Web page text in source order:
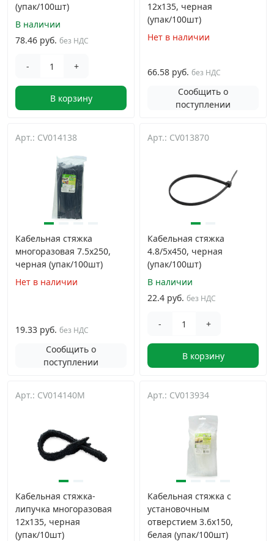
(упак/100шт)
В наличии
78.46 руб. без НДС
- +
В корзину
12х135, черная
(упак/100шт)
Нет в наличии
66.58 руб. без НДС
Сообщить о
поступлении
Арт.: CV014138
Кабельная стяжка
многоразовая 7.5х250,
черная (упак/100шт)
Нет в наличии
19.33 руб. без НДС
Сообщить о
поступлении
Арт.: CV013870
Кабельная стяжка
4.8/5х450, черная
(упак/100шт)
В наличии
22.4 руб. без НДС
- +
В корзину
Арт.: CV014140M
Кабельная стяжка-
липучка многоразовая
12х135, черная
(упак/10шт)
Арт.: CV013934
Кабельная стяжка с
установочным
отверстием 3.6х150,
белая (упак/100шт)